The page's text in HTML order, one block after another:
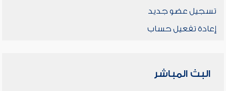
تسجيل عضو جديد
إعادة تفعيل حساب
البث المباشر